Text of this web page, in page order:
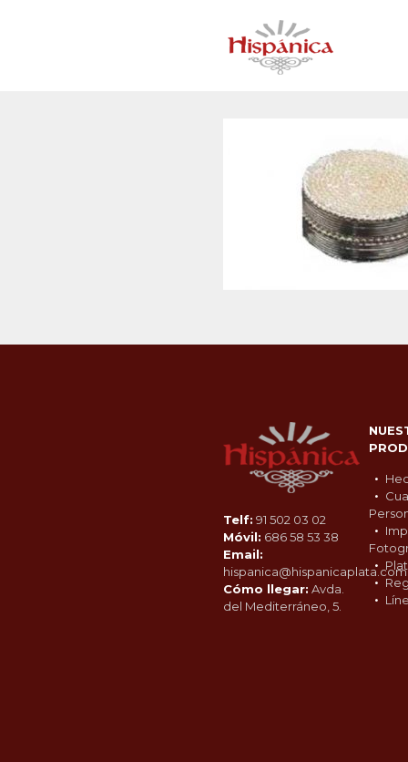
Telf: 91 502 03 02
Móvil: 686 58 53 38
Email:
hispanica@hispanicaplata.com
Cómo llegar: Avda.
del Mediterráneo, 5.